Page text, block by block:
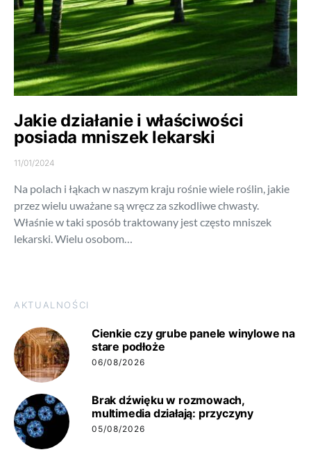
Jakie działanie i właściwości
posiada mniszek lekarski
11/01/2024
Na polach i łąkach w naszym kraju rośnie wiele roślin, jakie
przez wielu uważane są wręcz za szkodliwe chwasty.
Właśnie w taki sposób traktowany jest często mniszek
lekarski. Wielu osobom…
AKTUALNOŚCI
Cienkie czy grube panele winylowe na
stare podłoże
06/08/2026
Brak dźwięku w rozmowach,
multimedia działają: przyczyny
05/08/2026